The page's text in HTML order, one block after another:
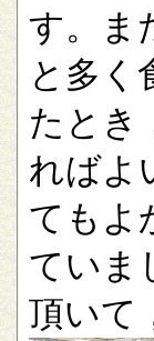
す。ま
と多く
たとき
ればよ
てもよ
ていま
頂いて